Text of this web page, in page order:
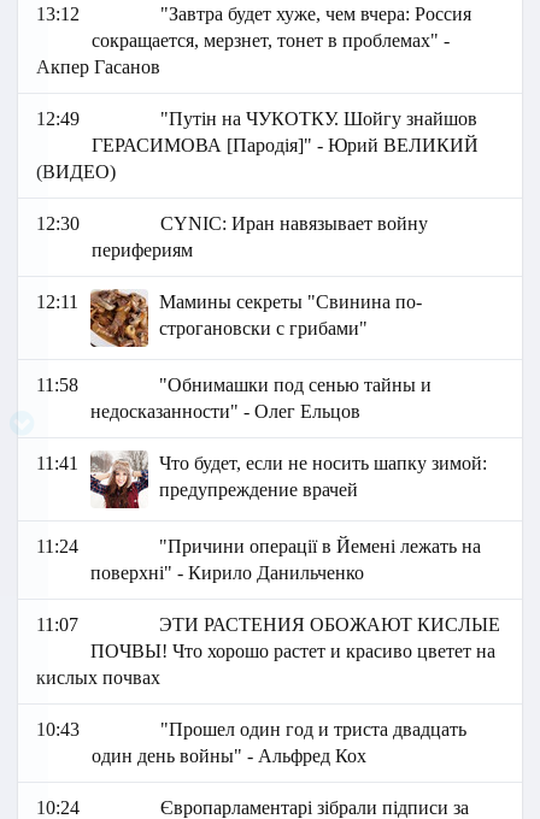
13:12
"Завтра будет хуже, чем вчера: Россия
сокращается, мерзнет, тонет в проблемах" -
Акпер Гасанов
12:49
"Путін на ЧУКОТКУ. Шойгу знайшов
ГЕРАСИМОВА [Пародія]" - Юрий ВЕЛИКИЙ
(ВИДЕО)
12:30
СYNIC: Иран навязывает войну
перифериям
12:11
Мамины секреты "Свинина по-
строгановски с грибами"
11:58
"Обнимашки под сенью тайны и
недосказанности" - Олег Ельцов
11:41
Что будет, если не носить шапку зимой:
предупреждение врачей
11:24
"Причини операції в Йемені лежать на
поверхні" - Кирило Данильченко
11:07
ЭТИ РАСТЕНИЯ ОБОЖАЮТ КИСЛЫЕ
ПОЧВЫ! Что хорошо растет и красиво цветет на
кислых почвах
10:43
"Прошел один год и триста двадцать
один день войны" - Альфред Кох
10:24
Європарламентарі зібрали підписи за